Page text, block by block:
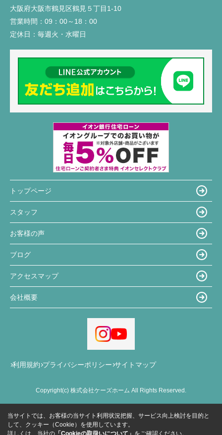
大阪府大阪市鶴見区鶴見５丁目1-10
営業時間： 09：00～18：00
定休日： 毎週火・水曜日
トップページ
スタッフ
お客様の声
ブログ
アクセスマップ
会社概要
利用規約 プライバシーポリシー サイトマップ
Copyright(c) 株式会社ケーズホーム All Rights Reserved.
当サイトでは、お客様の当サイト利用状況把握、サービス向上検討を目的と
して、クッキー（Cookie）を使用しています。
詳しくは、当社の 「Cookieの取扱いについて」 をご確認ください。